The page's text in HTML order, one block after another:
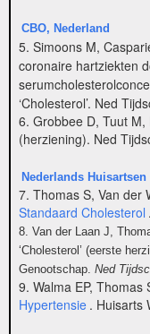
CBO, Nederland
5. Simoons M,
coronaire hartziekten
‘Cholesterol’. Ned
6. Grobbee D, Tuut M,
(herziening). Ned
Nederlands Huisartsen
7. Thomas S, Van der
Standaard Cholesterol
8. Van der Laan J,
‘Cholesterol’ (eerste
Genootschap. Ned
9. Walma EP, Thomas
Hypertensie . Huisarts